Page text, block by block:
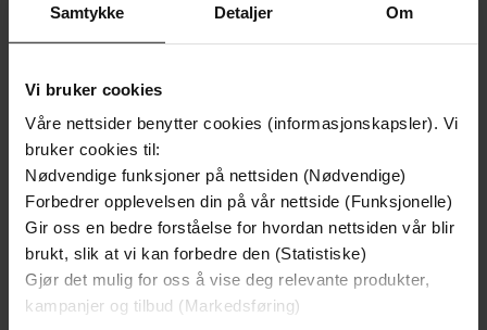
Samtykke Detaljer Om
Vi bruker cookies
Våre nettsider benytter cookies (informasjonskapsler). Vi
bruker cookies til:
Nødvendige funksjoner på nettsiden (Nødvendige)
Forbedrer opplevelsen din på vår nettside (Funksjonelle)
Gir oss en bedre forståelse for hvordan nettsiden vår blir
brukt, slik at vi kan forbedre den (Statistiske)
Gjør det mulig for oss å vise deg relevante produkter,
kampanjer og tilbud (Markedsføring)
119,-
Introducing Mrs. Collins
Rachel Parris
EBOK
130,-
Advice from Strangers
Rachel Parris